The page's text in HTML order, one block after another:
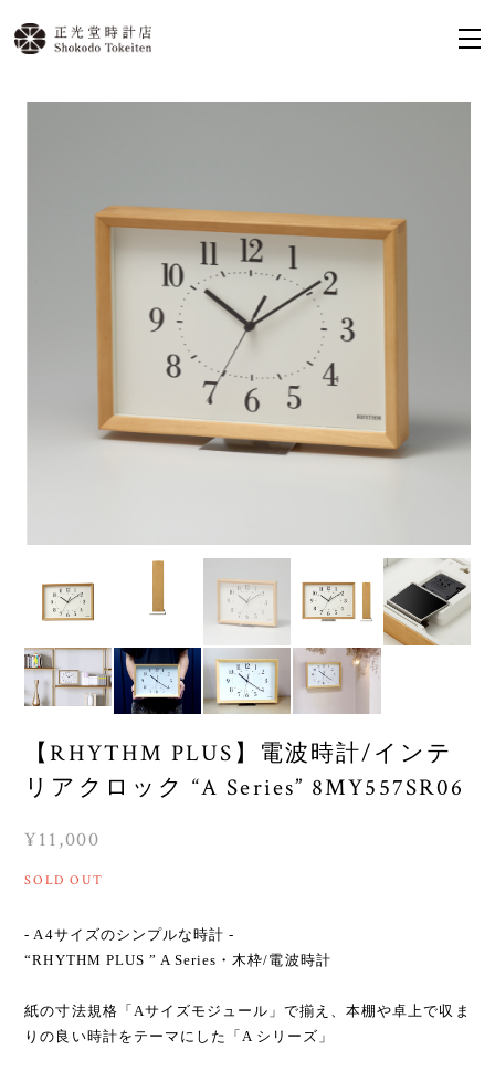
【RHYTHM PLUS】電波時計/インテ
リアクロック “A Series” 8MY557SR06
¥11,000
SOLD OUT
- A4サイズのシンプルな時計 -
“RHYTHM PLUS ” A Series・木枠/電波時計
紙の寸法規格「Aサイズモジュール」で揃え、本棚や卓上で収ま
りの良い時計をテーマにした「A シリーズ」